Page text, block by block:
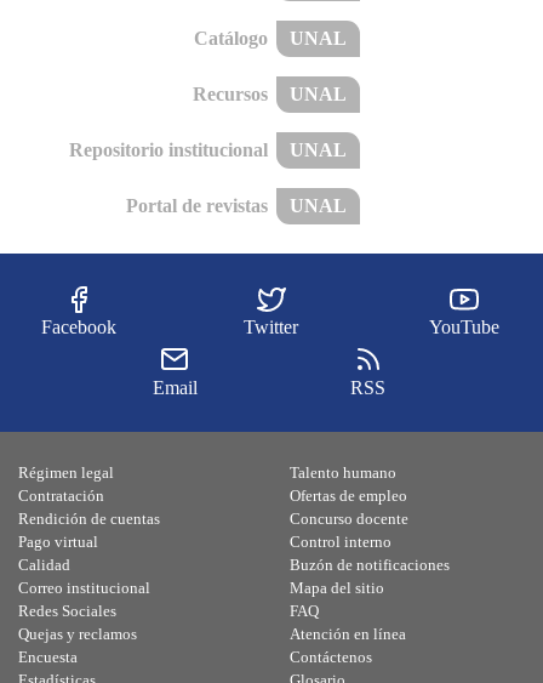
Catálogo UNAL
Recursos UNAL
Repositorio institucional UNAL
Portal de revistas UNAL
Facebook Twitter YouTube
Email RSS
Régimen legal
Contratación
Rendición de cuentas
Pago virtual
Calidad
Talento humano
Ofertas de empleo
Concurso docente
Control interno
Buzón de notificaciones
Correo institucional
Redes Sociales
Quejas y reclamos
Encuesta
Mapa del sitio
FAQ
Atención en línea
Contáctenos